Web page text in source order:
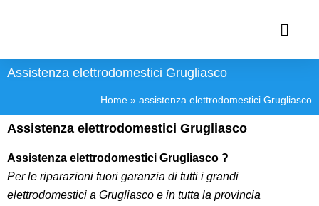
Assistenza elettrodomestici Grugliasco
Home » assistenza elettrodomestici Grugliasco
Assistenza elettrodomestici Grugliasco
Assistenza elettrodomestici Grugliasco ?
Per le riparazioni fuori garanzia di tutti i grandi
elettrodomestici a Grugliasco e in tutta la provincia